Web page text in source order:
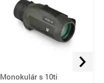
Monokulár s 10ti